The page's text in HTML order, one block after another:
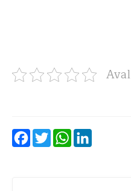
FacebookTwitterWhatsApp